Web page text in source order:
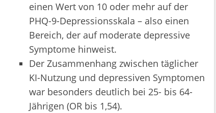
einen Wert von 10 oder mehr auf der
PHQ-9-Depressionsskala – also einen
Bereich, der auf moderate depressive
Symptome hinweist.
Der Zusammenhang zwischen täglicher
KI-Nutzung und depressiven Symptomen
war besonders deutlich bei 25- bis 64-
Jährigen (OR bis 1,54).